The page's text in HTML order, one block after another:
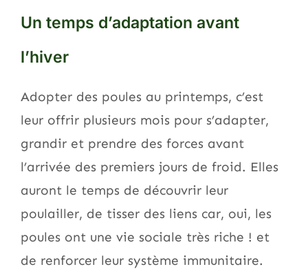
Un temps d’adaptation avant
l’hiver
Adopter des poules au printemps, c’est
leur offrir plusieurs mois pour s’adapter,
grandir et prendre des forces avant
l’arrivée des premiers jours de froid. Elles
auront le temps de découvrir leur
poulailler, de tisser des liens car, oui, les
poules ont une vie sociale très riche ! et
de renforcer leur système immunitaire.